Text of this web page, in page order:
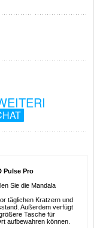
Pulse Pro
Sie die Mandala
täglichen Kratzern und
Außerdem verfügt
Tasche für
aufbewahren können.